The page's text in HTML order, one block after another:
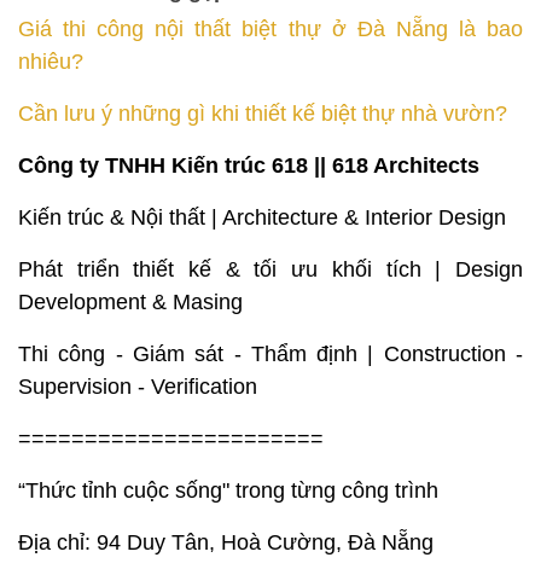
Giá thi công nội thất biệt thự ở Đà Nẵng là bao
nhiêu?
Cần lưu ý những gì khi thiết kế biệt thự nhà vườn?
Công ty TNHH Kiến trúc 618 || 618 Architects
Kiến trúc & Nội thất | Architecture & Interior Design
Phát triển thiết kế & tối ưu khối tích | Design
Development & Masing
Thi công - Giám sát - Thẩm định | Construction -
Supervision - Verification
=======================
“Thức tỉnh cuộc sống" trong từng công trình
Địa chỉ: 94 Duy Tân, Hoà Cường, Đà Nẵng